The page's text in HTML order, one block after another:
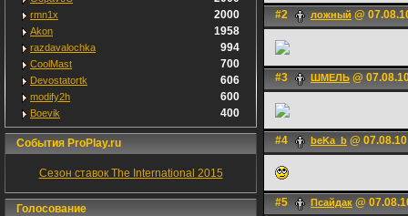
rmn1x 2000
Akon 1958
razdavalochka 994
CoolMast 700
Devostatortk 606
modify2h 600
Boevik 400
События ProPlay.ru
Сезон ставок The International 2015
Голосование
#2 ложный @
#3 ШМЕЛЬ @
#4 beKa_b @
#5 Псайдак @